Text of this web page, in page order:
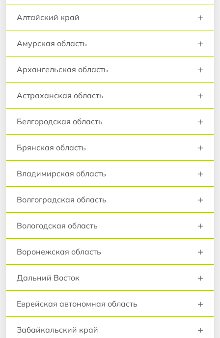
Алтайский край +
Амурская область +
Архангельская область +
Астраханская область +
Белгородская область +
Брянская область +
Владимирская область +
Волгоградская область +
Вологодская область +
Воронежская область +
Дальний Восток +
Еврейская автономная область +
Забайкальский край +